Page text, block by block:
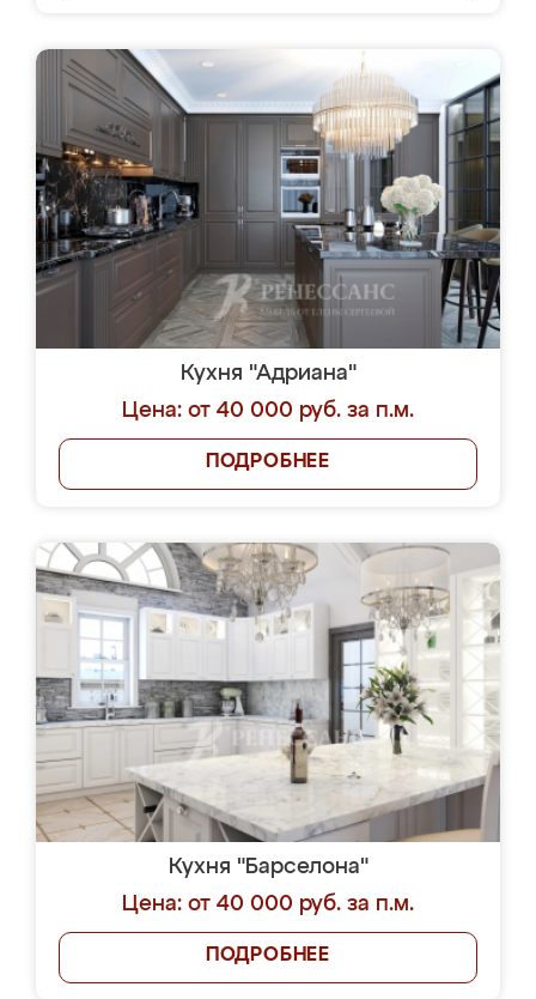
Кухня "Адриана"
Цена: от 40 000 руб. за п.м.
ПОДРОБНЕЕ
Кухня "Барселона"
Цена: от 40 000 руб. за п.м.
ПОДРОБНЕЕ